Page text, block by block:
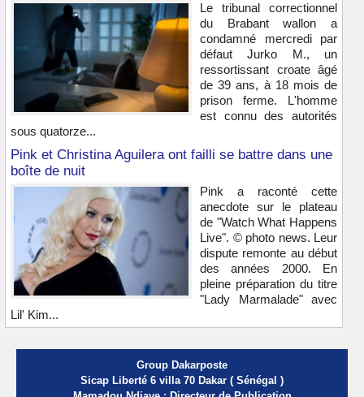
Le tribunal correctionnel
du Brabant wallon a
condamné mercredi par
défaut Jurko M., un
ressortissant croate âgé
de 39 ans, à 18 mois de
prison ferme. L'homme
est connu des autorités
sous quatorze...
Pink et Christina Aguilera ont failli se battre dans une
boîte de nuit
Pink a raconté cette
anecdote sur le plateau
de "Watch What Happens
Live". © photo news. Leur
dispute remonte au début
des années 2000. En
pleine préparation du titre
"Lady Marmalade" avec
Lil' Kim...
Group Dakarposte
Sicap Liberté 6 villa 70 Dakar ( Sénégal )